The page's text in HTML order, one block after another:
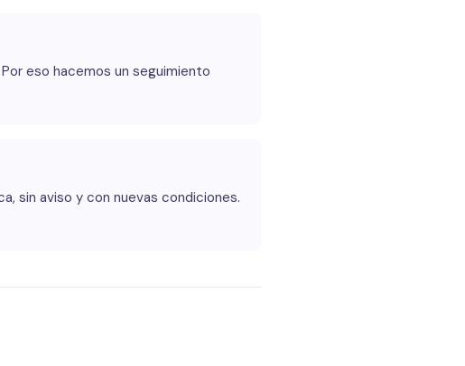
eso hacemos un seguimiento
sin aviso y con nuevas condiciones.